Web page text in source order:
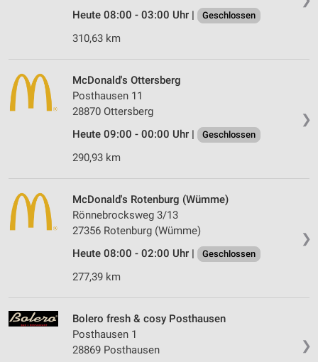
Heute 08:00 - 03:00 Uhr | Geschlossen
310,63 km
❯
McDonald's Ottersberg
Posthausen 11
28870 Ottersberg
Heute 09:00 - 00:00 Uhr |
Geschlossen
290,93 km
❯
McDonald's Rotenburg (Wümme)
Rönnebrocksweg 3/13
27356 Rotenburg (Wümme)
Heute 08:00 - 02:00 Uhr |
Geschlossen
277,39 km
❯
Bolero fresh & cosy Posthausen
Posthausen 1
28869 Posthausen